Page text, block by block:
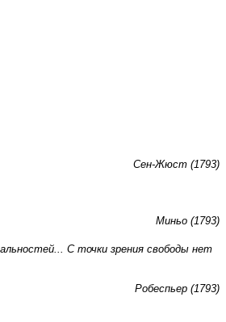
Сен-Жюст (1793)
Миньо (1793)
С точки зрениясвободы нет
Робеспьер (1793)